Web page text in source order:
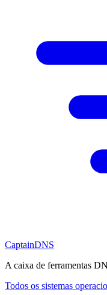
CaptainDNS
A caixa de ferramentas
Todos os sistemas